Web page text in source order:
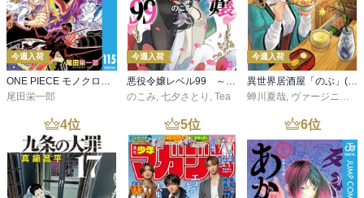
今週入荷
尾田栄一郎
今週入荷
のこみ 七夕さとり Tea
今週入荷
蝉川夏哉 ヴァージニア二等兵
4位 5位 6位